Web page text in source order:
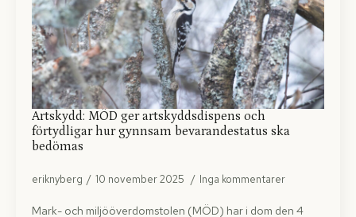
Artskydd: MÖD ger artskyddsdispens och
förtydligar hur gynnsam bevarandestatus ska
bedömas
eriknyberg 10 november 2025 Inga kommentarer
Mark- och miljööverdomstolen (MÖD) har i dom den 4